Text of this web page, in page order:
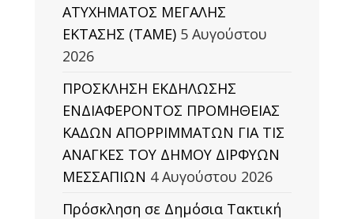
ΑΤΥΧΗΜΑΤΟΣ ΜΕΓΑΛΗΣ
ΕΚΤΑΣΗΣ (TAΜΕ) 5 Αυγούστου
2026
ΠΡΟΣΚΛΗΣΗ ΕΚΔΗΛΩΣΗΣ
ΕΝΔΙΑΦΕΡΟΝΤΟΣ ΠΡΟΜΗΘΕΙΑΣ
ΚΑΔΩΝ ΑΠΟΡΡΙΜΜΑΤΩΝ ΓΙΑ ΤΙΣ
ΑΝΑΓΚΕΣ ΤΟΥ ΔΗΜΟΥ ΔΙΡΦΥΩΝ
ΜΕΣΣΑΠΙΩΝ 4 Αυγούστου 2026
Πρόσκληση σε Δημόσια Τακτική